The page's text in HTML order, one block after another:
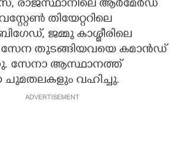
രാജസ്ഥാനിലെ ആർമേർഡ്
തിയേറ്ററിലെ
ജമ്മു കാശ്മീരിലെ
സേന തുടങ്ങിയവയെ കമാൻഡ്
സേനാ ആസ്ഥാനത്ത്
ചുമതലകളും വഹിച്ചു.
ADVERTISEMENT